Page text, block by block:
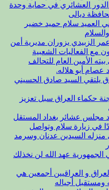
العشائري في حماية وحدة
ديالى
العميد سلام حميد خضير
الزبيدي يزوران مديرية أمن
مع الفعاليات الشعبية
الأمين العام للتحالف
عصام أبو هلاله.
يلتقي السيد صادق الحسيني
حكماء العراق سبل تعزيز
مجلس عشائر بغداد المستقل
في زيارة سلام وتواصل
السيدين عدنان وسرمد
الجمهورية عهد الله لن نخذلك
و العراقيين أجمعين هي
أجياله